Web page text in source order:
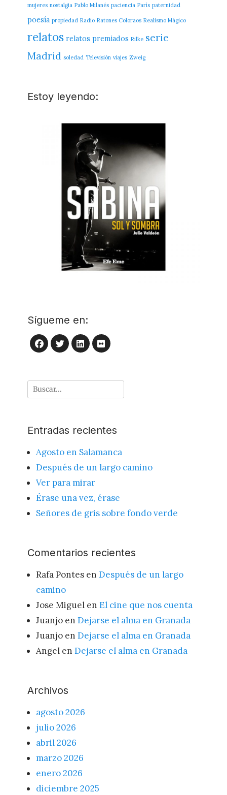
mujeres nostalgia Pablo Milanés paciencia París paternidad
poesía propiedad Radio Ratones Coloraos Realismo Mágico
relatos relatos premiados Rilke serie
Madrid soledad Televisión viajes Zweig
Estoy leyendo:
Sígueme en:
Facebook
Twitter
LinkedIn
Flickr
Buscar
Entradas recientes
Agosto en Salamanca
Después de un largo camino
Ver para mirar
Érase una vez, érase
Señores de gris sobre fondo verde
Comentarios recientes
Rafa Pontes en Después de un largo
camino
Jose Miguel en El cine que nos cuenta
Juanjo en Dejarse el alma en Granada
Juanjo en Dejarse el alma en Granada
Angel en Dejarse el alma en Granada
Archivos
agosto 2026
julio 2026
abril 2026
marzo 2026
enero 2026
diciembre 2025